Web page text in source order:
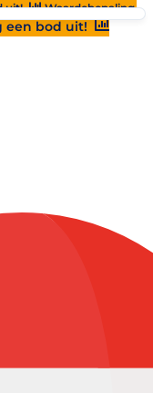
uit! Waardebepaling
een bod uit!